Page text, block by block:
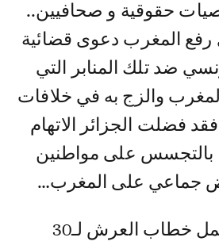
حقوقية و صحافيين..
المغرب دعوى قضائية
ضد تلك المنابر التي
والزج به في خلافات
فضلت الجزائر الاتهام
بالتجسس على مواطنين
جماعي على المغرب…
ورغم ذلك فقد حمل خطاب العرش لـ30